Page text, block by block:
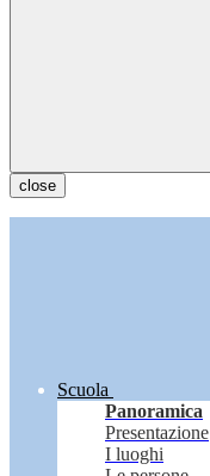
close
Scuola
Panoramica
Presentazione
I luoghi